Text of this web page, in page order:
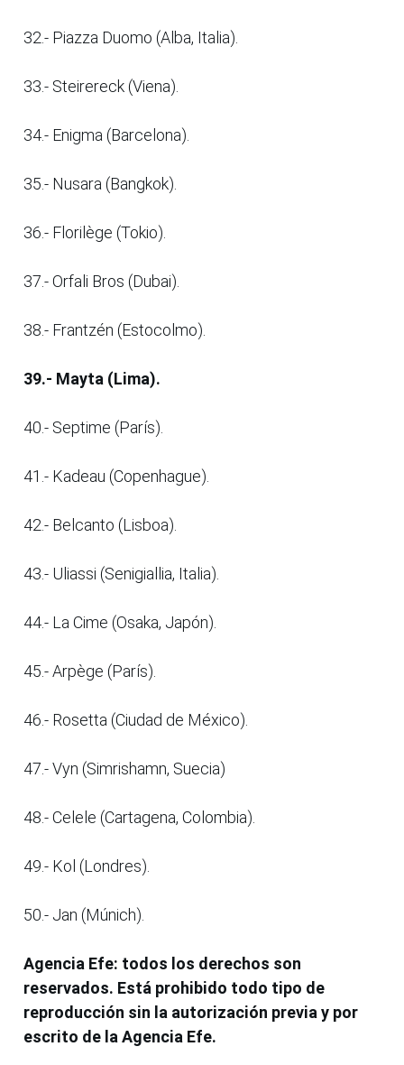
32.- Piazza Duomo (Alba, Italia).
33.- Steirereck (Viena).
34.- Enigma (Barcelona).
35.- Nusara (Bangkok).
36.- Florilège (Tokio).
37.- Orfali Bros (Dubai).
38.- Frantzén (Estocolmo).
39.- Mayta (Lima).
40.- Septime (París).
41.- Kadeau (Copenhague).
42.- Belcanto (Lisboa).
43.- Uliassi (Senigiallia, Italia).
44.- La Cime (Osaka, Japón).
45.- Arpège (París).
46.- Rosetta (Ciudad de México).
47.- Vyn (Simrishamn, Suecia)
48.- Celele (Cartagena, Colombia).
49.- Kol (Londres).
50.- Jan (Múnich).
Agencia Efe: todos los derechos son
reservados. Está prohibido todo tipo de
reproducción sin la autorización previa y por
escrito de la Agencia Efe.